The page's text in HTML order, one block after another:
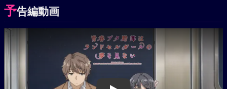
予告編動画